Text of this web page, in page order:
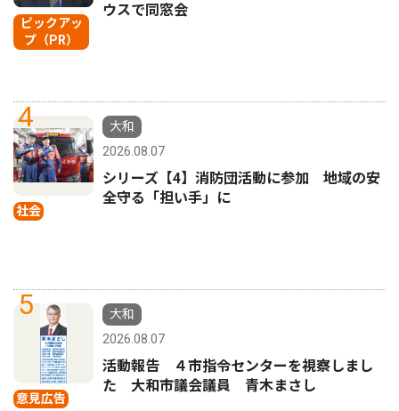
ピックアッ
プ（PR）
ウスで同窓会
4
社会
大和
2026.08.07
シリーズ【4】消防団活動に参加 地域の安
全守る「担い手」に
5
意見広告
大和
2026.08.07
活動報告 ４市指令センターを視察しまし
た 大和市議会議員 青木まさし